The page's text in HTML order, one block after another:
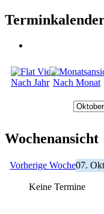
Nach Jahr Nach Monat
Wochenansicht
Vorherige Woche07.
Keine Termine